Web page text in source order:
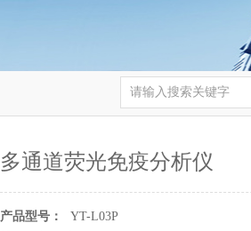
多通道荧光免疫分析仪
产品型号：
YT-L03P